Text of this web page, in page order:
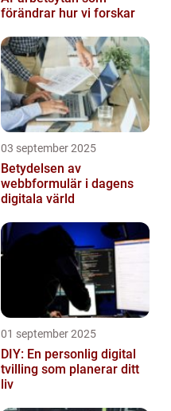
förändrar hur vi forskar
03 september 2025
Betydelsen av
webbformulär i dagens
digitala värld
01 september 2025
DIY: En personlig digital
tvilling som planerar ditt
liv